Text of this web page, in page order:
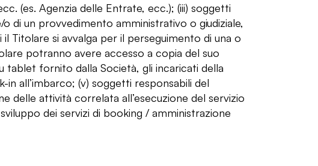
(es. Agenzia delle Entrate, ecc.); (iii) soggetti
di un provvedimento amministrativo o giudiziale,
Titolare si avvalga per il perseguimento di una o
potranno avere accesso a copia del suo
tablet fornito dalla Società, gli incaricati della
all’imbarco; (v) soggetti responsabili del
delle attività correlata all’esecuzione del servizio
dei servizi di booking / amministrazione